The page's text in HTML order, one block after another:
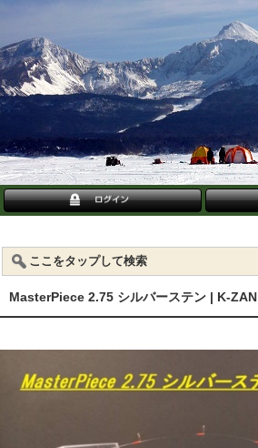
ここをタップして検索
MasterPiece 2.75 シルバーステン | K-ZAN